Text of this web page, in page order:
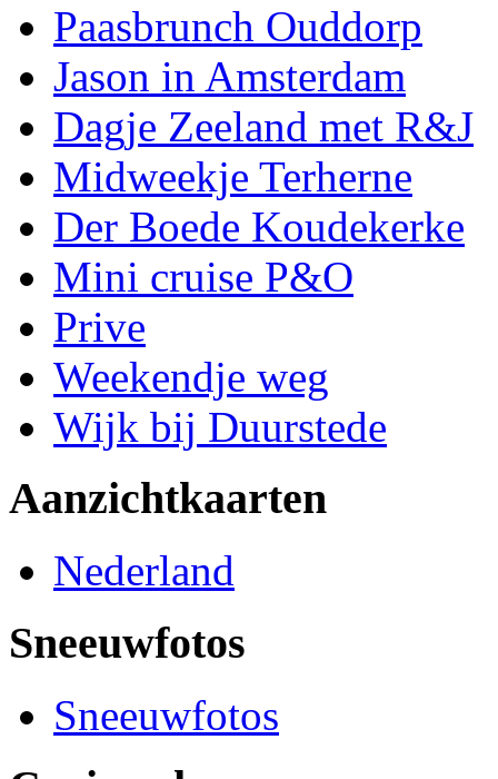
Paasbrunch Ouddorp
Jason in Amsterdam
Dagje Zeeland met R&J
Midweekje Terherne
Der Boede Koudekerke
Mini cruise P&O
Prive
Weekendje weg
Wijk bij Duurstede
Aanzichtkaarten
Nederland
Sneeuwfotos
Sneeuwfotos